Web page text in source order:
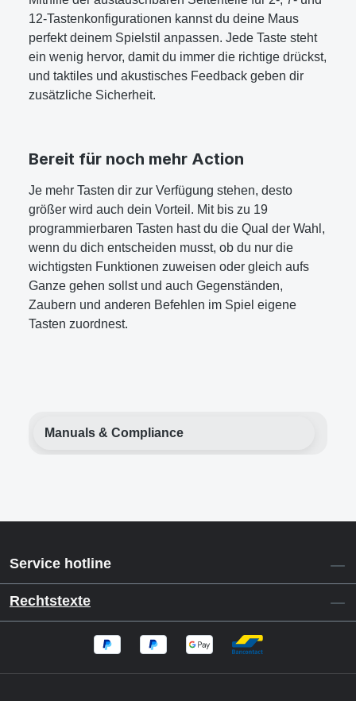
12-Tastenkonfigurationen kannst du deine Maus
perfekt deinem Spielstil anpassen. Jede Taste steht
ein wenig hervor, damit du immer die richtige drückst,
und taktiles und akustisches Feedback geben dir
zusätzliche Sicherheit.
Bereit für noch mehr Action
Je mehr Tasten dir zur Verfügung stehen, desto
größer wird auch dein Vorteil. Mit bis zu 19
programmierbaren Tasten hast du die Qual der Wahl,
wenn du dich entscheiden musst, ob du nur die
wichtigsten Funktionen zuweisen oder gleich aufs
Ganze gehen sollst und auch Gegenständen,
Zaubern und anderen Befehlen im Spiel eigene
Tasten zuordnest.
Manuals & Compliance
Service hotline
Rechtstexte